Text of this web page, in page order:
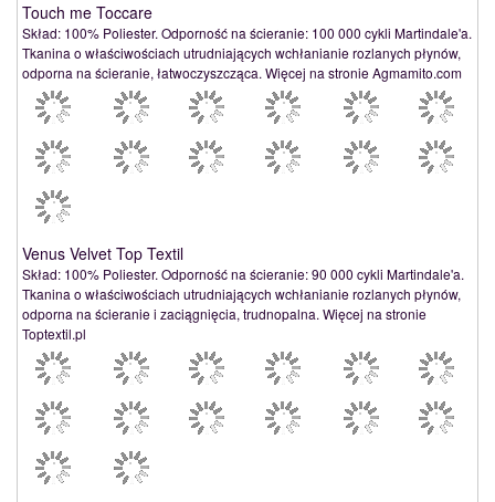
Touch me Toccare
Skład: 100% Poliester. Odporność na ścieranie: 100 000 cykli Martindale'a.
Tkanina o właściwościach utrudniających wchłanianie rozlanych płynów,
odporna na ścieranie, łatwoczyszcząca. Więcej na stronie Agmamito.com
Venus Velvet Top Textil
Skład: 100% Poliester. Odporność na ścieranie: 90 000 cykli Martindale'a.
Tkanina o właściwościach utrudniających wchłanianie rozlanych płynów,
odporna na ścieranie i zaciągnięcia, trudnopalna. Więcej na stronie
Toptextil.pl